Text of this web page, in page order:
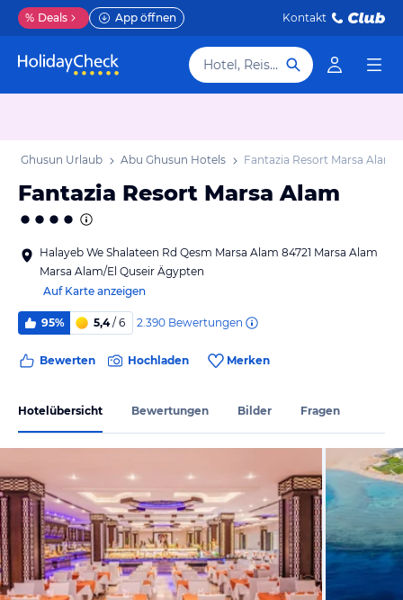
% Deals App öffnen Kontakt
Hotel, Reiseziel
Ghusun Urlaub Abu Ghusun Hotels Fantazia Resort Marsa Alam
Fantazia Resort Marsa Alam
Halayeb We Shalateen Rd Qesm Marsa Alam 84721 Marsa Alam
Marsa Alam/El Quseir Ägypten
Auf Karte anzeigen
95% 5,4/ 6 2.390 Bewertungen
Bewerten Hochladen Merken
Hotelübersicht Bewertungen Bilder Fragen